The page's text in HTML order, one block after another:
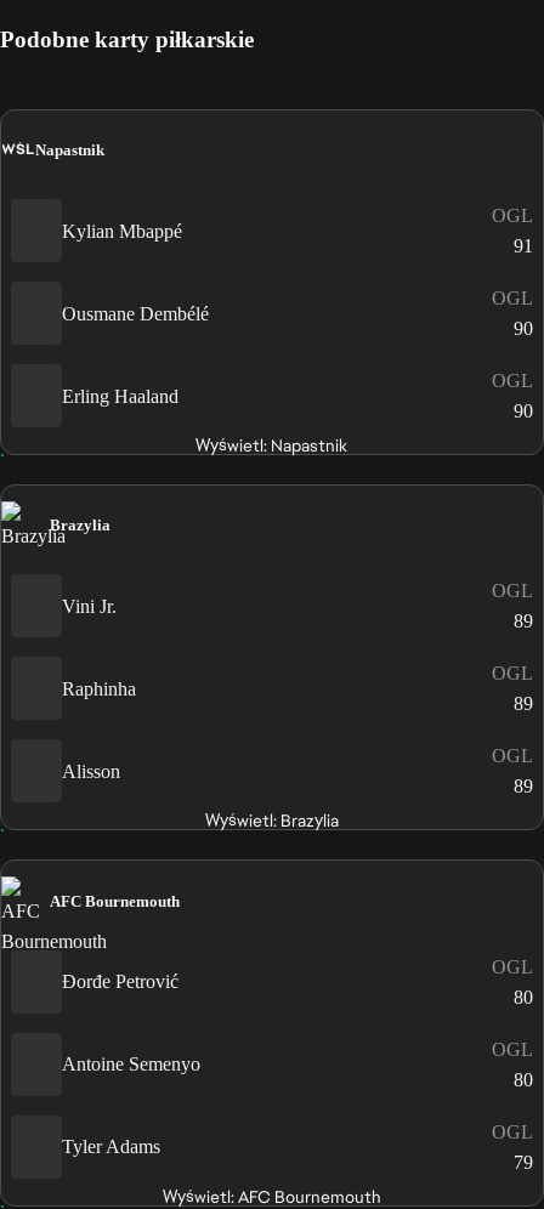
Podobne karty piłkarskie
WŚLNapastnik
Kylian Mbappé
OGL
91
Ousmane Dembélé
OGL
90
Erling Haaland
OGL
90
Wyświetl: Napastnik
Brazylia
Vini Jr.
OGL
89
Raphinha
OGL
89
Alisson
OGL
89
Wyświetl: Brazylia
AFC Bournemouth
Đorđe Petrović
OGL
80
Antoine Semenyo
OGL
80
Tyler Adams
OGL
79
Wyświetl: AFC Bournemouth